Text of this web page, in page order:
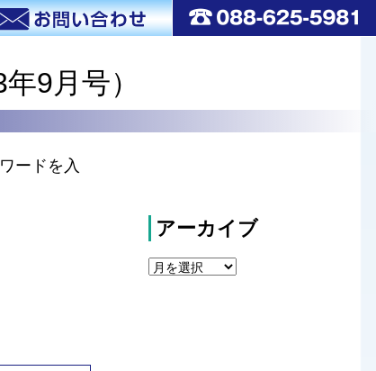
9月号）
アーカイブ
ア
ードを入